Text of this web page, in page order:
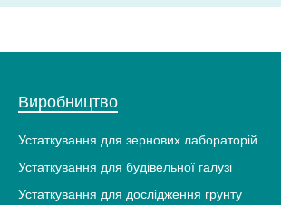
Виробництво
Устаткування для зернових лабораторій
Устаткування для будівельної галузі
Устаткування для дослідження грунту